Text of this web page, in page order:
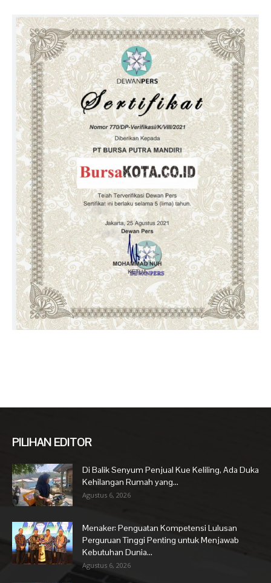
PILIHAN EDITOR
Di Balik Senyum Penjual Kue Keliling, Ada Duka
Kehilangan Rumah yang...
Agustus 6, 2026
Menaker: Penguatan Kompetensi Lulusan
Perguruan Tinggi Penting untuk Menjawab
Kebutuhan Dunia...
Agustus 6, 2026